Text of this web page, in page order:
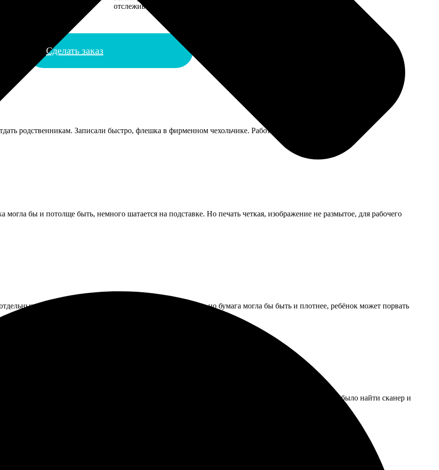
отслеживания.
Сделать заказ
родственникам. Записали быстро, флешка в фирменном чехольчике. Работали без косяков.
могла бы и потолще быть, немного шатается на подставке. Но печать четкая, изображение не размытое, для рабочего
листах, их можно менять. Магнит держит хорошо, но бумага могла бы быть и плотнее, ребёнок может порвать
бумажных фото для последующей печати. Услугу оказали, но цена кусалась, наверное, дешевле было найти сканер и